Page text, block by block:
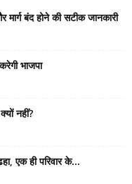
मार्ग बंद होने की सटीक जानकारी
भाजपा
नहीं?
एक ही परिवार के...